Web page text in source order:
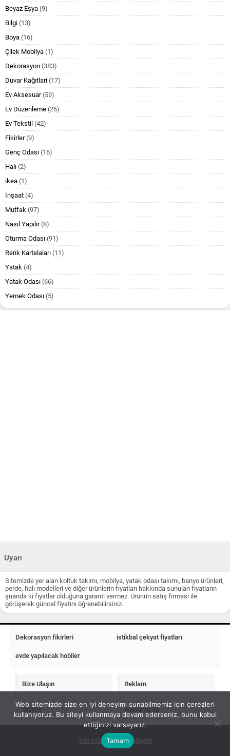
Beyaz Eşya (9)
Bilgi (13)
Boya (16)
Çilek Mobilya (1)
Dekorasyon (383)
Duvar Kağıtlari (17)
Ev Aksesuar(59)
Ev Düzenleme (26)
Ev Tekstil (42)
Fikirler(9)
Genç Odası (16)
Halı (2)
ikea (1)
İnşaat (4)
Mutfak (97)
Nasıl Yapılır(8)
Oturma Odası (91)
Renk Kartelaları (11)
Yatak (4)
Yatak Odası (66)
Yemek Odası (5)
Uyarı
Sitemizde yer alan koltuk takımı, mobilya, yatak odası takımı, banyo ürünleri,
perde, halı modelleri ve diğer ürünlerin fiyatları hakkında sunulan fiyatların
şuanda ki fiyatlar olduğuna garanti vermez. Ürünün satış firması ile
görüşerek güncel fiyatını öğrenebilirsiniz.
Dekorasyon fikirleri istikbal çekyat fiyatları
evde yapılacak hobiler
Bize Ulaşın Reklam
Gizlilik Hakkımızda
100 m2 ev insaat maliyeti
Web sitemizde size en iyi deneyimi sunabilmemiz için çerezleri
kullanıyoruz. Bu siteyi kullanmaya devam ederseniz, bunu kabul
ettiğinizi varsayarız.
Tamam